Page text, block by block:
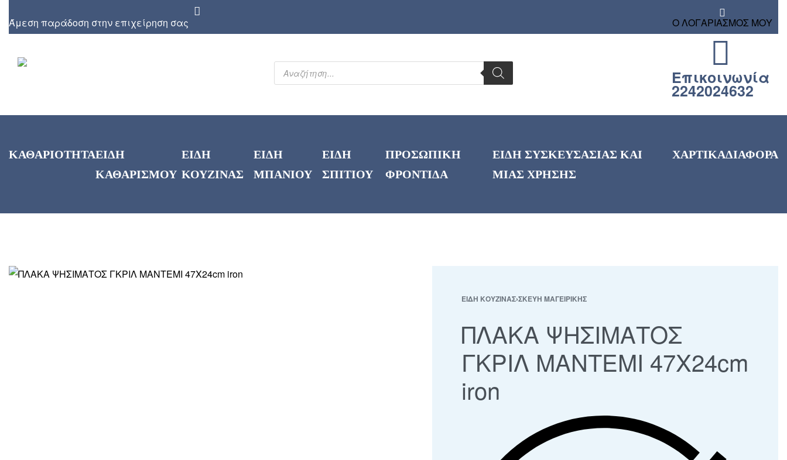
Άμεση παράδοση στην επιχείρηση σας Ο ΛΟΓΑΡΙΑΣΜΟΣ ΜΟΥ
Επικοινωνία
2242024632
ΚΑΘΑΡΙΟΤΗΤΑΕΙΔΗ
ΚΑΘΑΡΙΣΜΟΥ
ΕΙΔΗ
ΚΟΥΖΙΝΑΣ
ΕΙΔΗ
ΜΠΑΝΙΟΥ
ΕΙΔΗ
ΣΠΙΤΙΟΥ
ΠΡΟΣΩΠΙΚΗ
ΦΡΟΝΤΙΔΑ
ΕΙΔΗ ΣΥΣΚΕΥΣΑΣΙΑΣ ΚΑΙ
ΜΙΑΣ ΧΡΗΣΗΣ
ΧΑΡΤΙΚΑΔΙΑΦΟΡΑ
ΕΙΔΗ ΚΟΥΖΙΝΑΣ›ΣΚΕΥΗ ΜΑΓΕΙΡΙΚΗΣ
ΠΛΑΚΑ ΨΗΣΙΜΑΤΟΣ
ΓΚΡΙΛ ΜΑΝΤΕΜΙ 47Χ24cm
iron